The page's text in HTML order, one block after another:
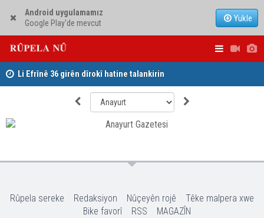
Android uygulamamız
Google Play'de mevcut
Yükle
Li Efrînê 36 girên dîrokî hatine talankirin
Rûpela sereke Redaksiyon Nûçeyên rojê
Têke malpera xwe
Bike favorî
RSS MAGAZÎN